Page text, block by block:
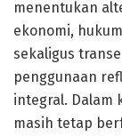
menentukan
ekonomi,
sekaligus
penggunaan
integral. Dalam
masih tetap